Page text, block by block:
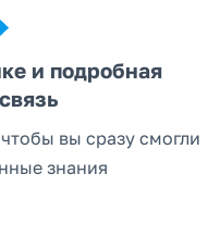
и подробная
вы сразу смогли
знания